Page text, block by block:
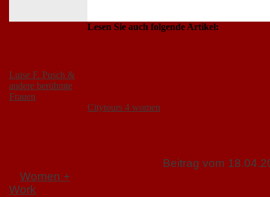
Lesen Sie auch folgende Artikel:
Luise F. Pusch &
andere berühmte
Frauen
Citytours 4 women
Women +
Work
Beitrag vom